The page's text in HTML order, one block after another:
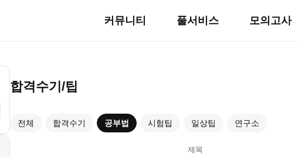
커뮤니티 풀서비스 모의고사
합격수기/팁
전체 합격수기 공부법 시험팁 일상팁 연구소
제목